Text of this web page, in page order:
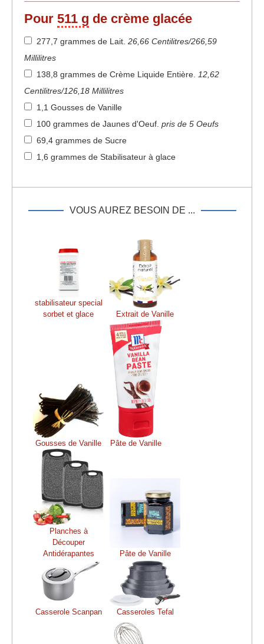
Pour 511 g de crème glacée
277,7 grammes de Lait 26,66 Centilitres/266,59
Millilitres
138,8 grammes de Crème Liquide Entière
12,62
Centilitres/126,18 Millilitres
1,1 Gousses de Vanille
100 grammes de Jaunes d'Oeuf pris de 5 Oeufs
69,4 grammes de Sucre
1,6 grammes de Stabilisateur à glace
VOUS AUREZ BESOIN DE ...
stabilisateur special
sorbet et glace
Extrait de Vanille
Gousses de Vanille Pâte de Vanille
Planches à
Découper
Antidérapantes
Pâte de Vanille
Casserole Scanpan Casseroles Tefal